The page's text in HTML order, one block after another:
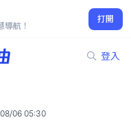
導航！
打開
登入
06 05:30